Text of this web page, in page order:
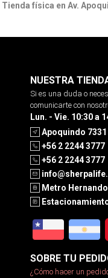
Tienda física en Av.
NUESTRA
Si es una duda o
comunicarte con
Lun. - Vie. 10:30 a
Apoquindo 7331
+56 2 2244 3777
+56 2 2244 3777
Metro
SOBRE TU
¿Cómo hacer un